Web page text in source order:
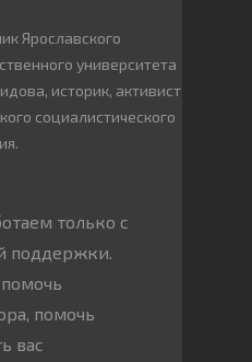
Ярославского
университета
историк, активист
социалистического
только с
поддержки.
помочь
вас